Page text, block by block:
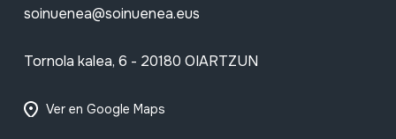
soinuenea@soinuenea.eus
Tornola kalea, 6 - 20180 OIARTZUN
Ver en Google Maps